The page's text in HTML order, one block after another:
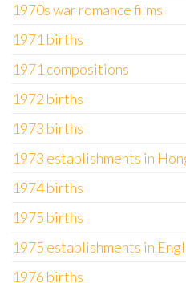
1970s war romance films
1971 births
1971 compositions
1972 births
1973 births
1973 establishments in
1974 births
1975 births
1975 establishments in
1976 births